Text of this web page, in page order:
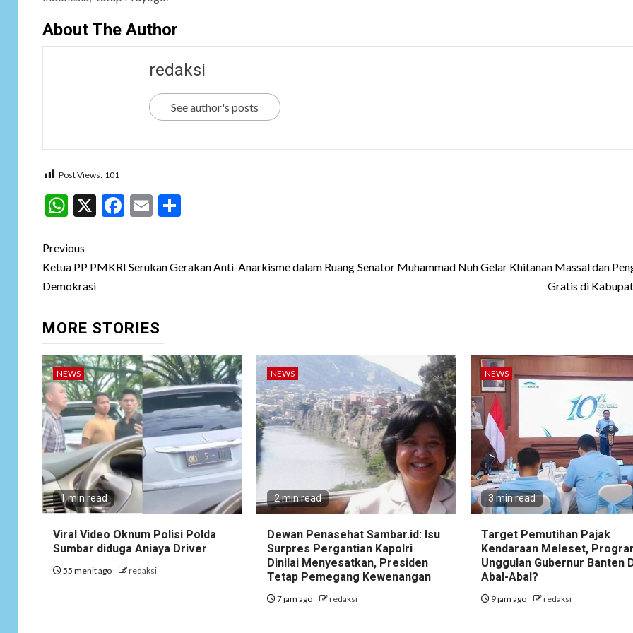
About The Author
redaksi
See author's posts
Post Views: 101
WhatsApp
X Facebook
Email
Post
navigation
Previous
Ketua PP PMKRI Serukan Gerakan Anti-Anarkisme dalam Ruang
Demokrasi
Senator Muhammad Nuh Gelar Khitanan Massal dan
Gratis di
MORE STORIES
NEWS
1 min read
Viral Video Oknum Polisi Polda
Sumbar diduga Aniaya Driver
55 menit ago redaksi
NEWS
2 min read
Dewan Penasehat Sambar.id: Isu
Surpres Pergantian Kapolri
Dinilai Menyesatkan, Presiden
Tetap Pemegang Kewenangan
7 jam ago redaksi
NEWS
3 min read
Target Pemutihan Pajak
Kendaraan Meleset,
Unggulan Gubernur Banten
Abal-Abal?
9 jam ago redaksi